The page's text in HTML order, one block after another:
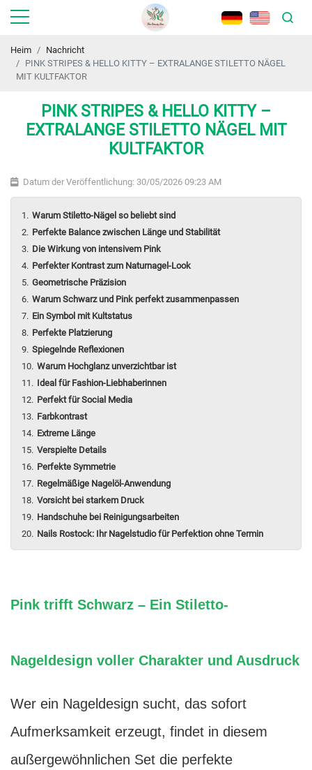
Heim
Nachricht
PINK STRIPES & HELLO KITTY – EXTRALANGE STILETTO NÄGEL
MIT KULTFAKTOR
PINK STRIPES & HELLO KITTY –
EXTRALANGE STILETTO NÄGEL MIT
KULTFAKTOR
Datum der Veröffentlichung: 30/05/2026 09:23 AM
Warum Stiletto-Nägel so beliebt sind
Perfekte Balance zwischen Länge und Stabilität
Die Wirkung von intensivem Pink
Perfekter Kontrast zum Naturnagel-Look
Geometrische Präzision
Warum Schwarz und Pink perfekt zusammenpassen
Ein Symbol mit Kultstatus
Perfekte Platzierung
Spiegelnde Reflexionen
Warum Hochglanz unverzichtbar ist
Ideal für Fashion-Liebhaberinnen
Perfekt für Social Media
Farbkontrast
Extreme Länge
Verspielte Details
Perfekte Symmetrie
Regelmäßige Nagelöl-Anwendung
Vorsicht bei starkem Druck
Handschuhe bei Reinigungsarbeiten
Nails Rostock: Ihr Nagelstudio für Perfektion ohne Termin
Pink trifft Schwarz – Ein Stiletto-
Nageldesign voller Charakter und Ausdruck
Wer ein Nageldesign sucht, das sofort
Aufmerksamkeit erzeugt, findet in diesem
außergewöhnlichen Set die perfekte